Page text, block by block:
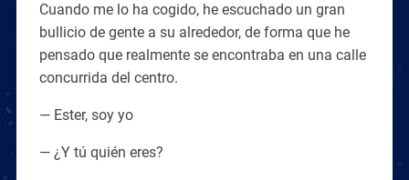
Cuando me lo ha cogido, he escuchado un gran
bullicio de gente a su alrededor, de forma que he
pensado que realmente se encontraba en una calle
concurrida del centro.
— Ester, soy yo
— ¿Y tú quién eres?